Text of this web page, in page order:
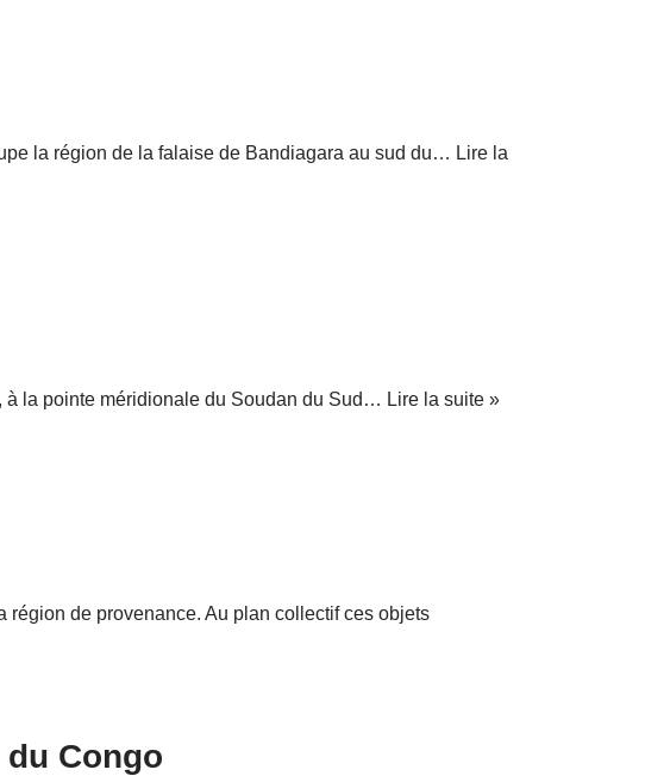
la région de la falaise de Bandiagara au sud du… Lire la
à la pointe méridionale du Soudan du Sud… Lire la suite »
région de provenance. Au plan collectif ces objets
Congo